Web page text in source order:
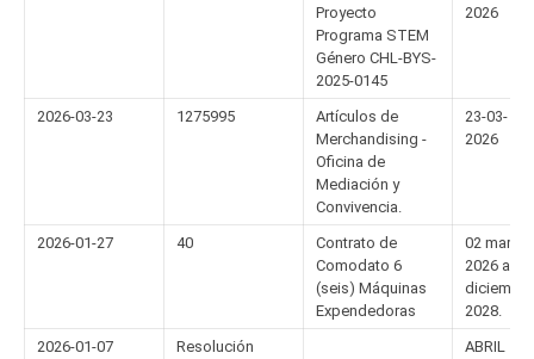
Proyecto
Programa STEM
Género CHL-BYS-
2025-0145
2026
2026-03-23 1275995
Artículos de
Merchandising -
Oficina de
Mediación y
Convivencia.
23-03-
2026
2026-01-27 40
Contrato de
Comodato 6
(seis) Máquinas
Expendedoras
02 marzo
2026 al 30
diciembre
2028.
2026-01-07
Resolución
ABRIL